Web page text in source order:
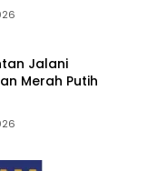
Jalani
Merah Putih